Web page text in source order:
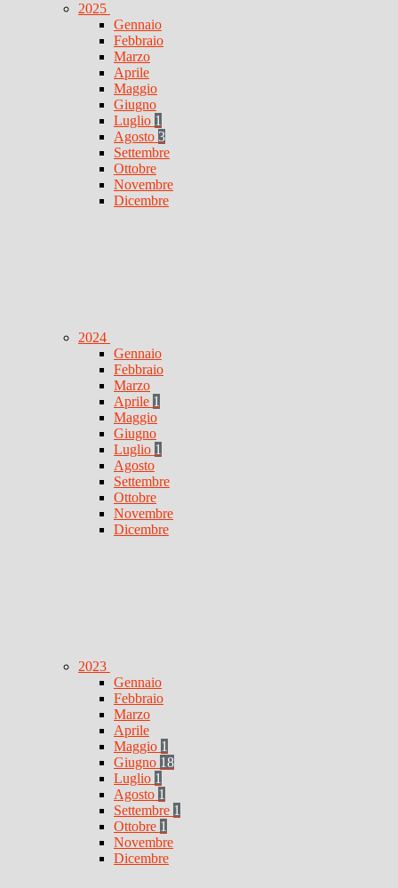
2025
Gennaio
Febbraio
Marzo
Aprile
Maggio
Giugno
Luglio 1
Agosto 3
Settembre
Ottobre
Novembre
Dicembre
2024
Gennaio
Febbraio
Marzo
Aprile 1
Maggio
Giugno
Luglio 1
Agosto
Settembre
Ottobre
Novembre
Dicembre
2023
Gennaio
Febbraio
Marzo
Aprile
Maggio 1
Giugno 18
Luglio 1
Agosto 1
Settembre 1
Ottobre 1
Novembre
Dicembre